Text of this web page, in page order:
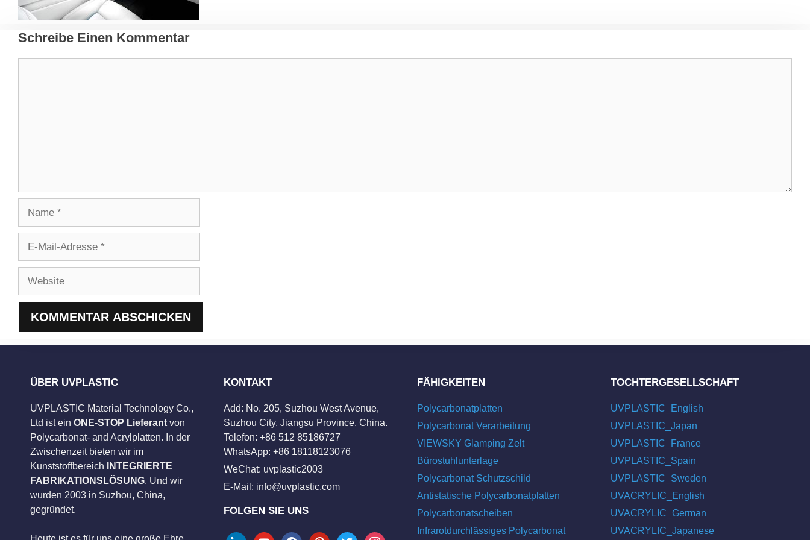
Schreibe Einen Kommentar
Adresse
ÜBER UVPLASTIC
UVPLASTIC Material Technology Co.,
Ltd ist ein ONE-STOP Lieferant von
Polycarbonat- and Acrylplatten. In der
Zwischenzeit bieten wir im
Kunststoffbereich
INTEGRIERTE
FABRIKATIONSLÖSUNG. Und wir
wurden 2003 in Suzhou, China,
gegründet.
KONTAKT
Add: No. 205, Suzhou West Avenue,
Suzhou City, Jiangsu Province, China.
Telefon: +86 512 85186727
WhatsApp: +86 18118123076
WeChat: uvplastic2003
E-Mail: info@uvplastic.com
FOLGEN SIE UNS
FÄHIGKEITEN
Polycarbonatplatten
Polycarbonat Verarbeitung
VIEWSKY Glamping Zelt
Bürostuhlunterlage
Polycarbonat Schutzschild
Antistatische Polycarbonatplatten
Polycarbonatscheiben
Infrarotdurchlässiges Polycarbonat
TOCHTERGESELLSCHAFT
UVPLASTIC_English
UVPLASTIC_Japan
UVPLASTIC_France
UVPLASTIC_Spain
UVPLASTIC_Sweden
UVACRYLIC_English
UVACRYLIC_German
UVACRYLIC_Japanese